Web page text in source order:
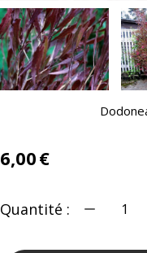
6,00€
Quantité :